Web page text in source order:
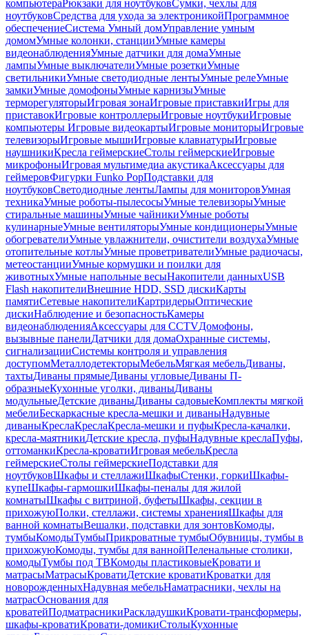
компьютераРюкзаки для ноутбуковСумки, чехлы для
ноутбуковСредства для ухода за электроникойПрограммное
обеспечениеСистема Умный домУправление умным
домомУмные колонки, станцииУмные камеры
видеонаблюденияУмные датчики для домаУмные
лампыУмные выключателиУмные розеткиУмные
светильникиУмные светодиодные лентыУмные релеУмные
замкиУмные домофоныУмные карнизыУмные
терморегуляторыИгровая зонаИгровые приставкиИгры для
приставокИгровые контроллерыИгровые ноутбукиИгровые
компьютеры Игровые видеокартыИгровые мониторыИгровые
телевизорыИгровые мышиИгровые клавиатурыИгровые
наушникиКресла геймерскиеСтолы геймерскиеИгровые
микрофоныИгровая мультимедиа акустикаАксессуары для
геймеровФигурки Funko PopПодставки для
ноутбуковСветодиодные лентыЛампы для мониторовУмная
техникаУмные роботы-пылесосыУмные телевизорыУмные
стиральные машиныУмные чайникиУмные роботы
кулинарныеУмные вентиляторыУмные кондиционерыУмные
обогревателиУмные увлажнители, очистители воздухаУмные
отопительные котлыУмные проветривателиУмные радиочасы,
метеостанцииУмные кормушки и поилки для
животныхУмные напольные весыНакопители данныхUSB
Flash накопителиВнешние HDD, SSD дискиКарты
памятиСетевые накопителиКартридерыОптические
дискиНаблюдение и безопасностьКамеры
видеонаблюденияАксессуары для CCTVДомофоны,
вызывные панелиДатчики для домаОхранные системы,
сигнализацииСистемы контроля и управления
доступомМеталлодетекторыМебельМягкая мебельДиваны,
тахтыДиваны прямыеДиваны угловыеДиваны П-
образныеКухонные уголки, диваныДиваны
модульныеДетские диваныДиваны садовыеКомплекты мягкой
мебелиБескаркасные кресла-мешки и диваныНадувные
диваныКреслаКреслаКресла-мешки и пуфыКресла-качалки,
кресла-маятникиДетские кресла, пуфыНадувные креслаПуфы,
оттоманкиКресла-кроватиИгровая мебельКресла
геймерскиеСтолы геймерскиеПодставки для
ноутбуковШкафы и стеллажиШкафыСтенки, горкиШкафы-
купеШкафы-гармошкиШкафы-пеналы для жилой
комнатыШкафы с витриной, буфетыШкафы, секции в
прихожуюПолки, стеллажи, системы храненияШкафы для
ванной комнатыВешалки, подставки для зонтовКомоды,
тумбыКомодыТумбыПрикроватные тумбыОбувницы, тумбы в
прихожуюКомоды, тумбы для ваннойПеленальные столики,
комодыТумбы под ТВКомоды пластиковыеКровати и
матрасыМатрасыКроватиДетские кроватиКроватки для
новорожденныхНадувная мебельНаматрасники, чехлы на
матрасОснования для
кроватейПодматрасникиРаскладушкиКровати-трансформеры,
шкафы-кроватиКровати-домикиСтолыКухонные